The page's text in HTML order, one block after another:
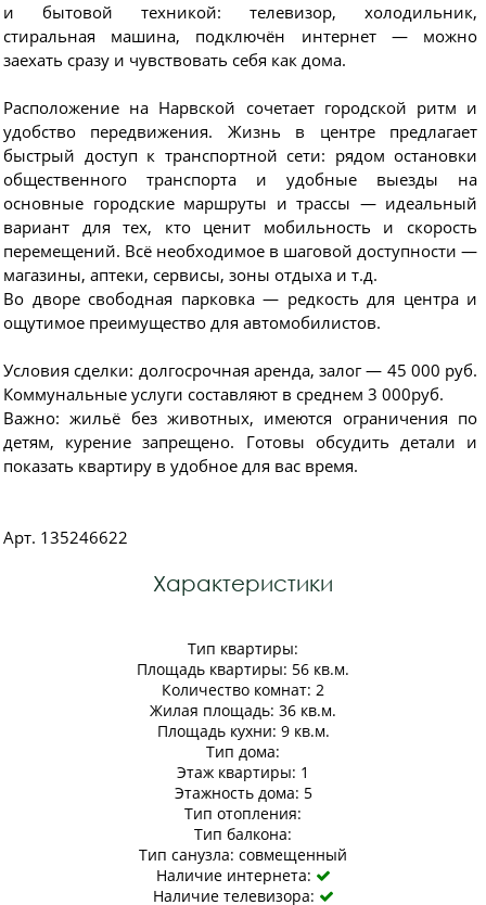
и бытовой техникой: телевизор, холодильник,
стиральная машина, подключён интернет — можно
заехать сразу и чувствовать себя как дома.
Расположение на Нарвской сочетает городской ритм и
удобство передвижения. Жизнь в центре предлагает
быстрый доступ к транспортной сети: рядом остановки
общественного транспорта и удобные выезды на
основные городские маршруты и трассы — идеальный
вариант для тех, кто ценит мобильность и скорость
перемещений. Всё необходимое в шаговой доступности —
магазины, аптеки, сервисы, зоны отдыха и т.д.
Во дворе свободная парковка — редкость для центра и
ощутимое преимущество для автомобилистов.
Условия сделки: долгосрочная аренда, залог — 45 000 руб.
Коммунальные услуги составляют в среднем 3 000руб.
Важно: жильё без животных, имеются ограничения по
детям, курение запрещено. Готовы обсудить детали и
показать квартиру в удобное для вас время.
Арт. 135246622
Характеристики
Тип квартиры:
Площадь квартиры: 56 кв.м.
Количество комнат: 2
Жилая площадь: 36 кв.м.
Площадь кухни: 9 кв.м.
Тип дома:
Этаж квартиры: 1
Этажность дома: 5
Тип отопления:
Тип балкона:
Тип санузла: совмещенный
Наличие интернета: 
Наличие телевизора: 